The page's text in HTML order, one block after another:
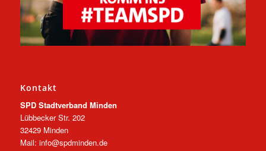
Kontakt
SPD Stadtverband Minden
Lübbecker Str. 202
32429 Minden
Mail: info@spdminden.de